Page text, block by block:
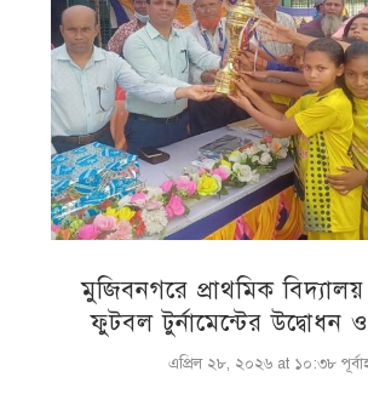
মুজিবনগরে প্রাথমিক
ফুটবল টুর্নামেন্টের উদ্বোধন
এপ্রিল ২৮, ২০২৬ at ১০:৩৮